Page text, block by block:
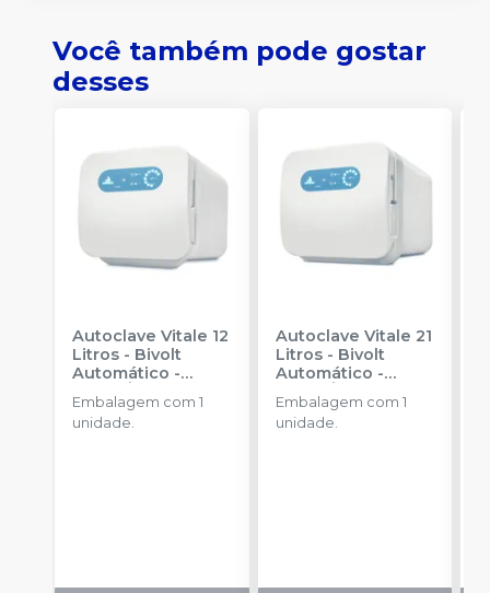
Você também pode gostar
desses
Autoclave Vitale 12
Litros - Bivolt
Automático -
CRISTÓFOLI
Embalagem com 1
unidade.
Autoclave Vitale 21
Litros - Bivolt
Automático -
CRISTÓFOLI
Embalagem com 1
unidade.